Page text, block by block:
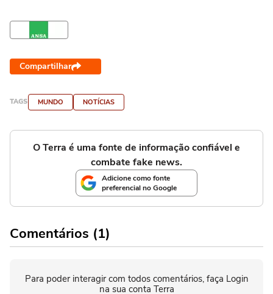
Compartilhar
TAGS MUNDO NOTÍCIAS
O Terra é uma fonte de informação confiável e
combate fake news.
Adicione como fonte
preferencial no Google
Comentários (1)
Para poder interagir com todos comentários, faça Login
na sua conta Terra